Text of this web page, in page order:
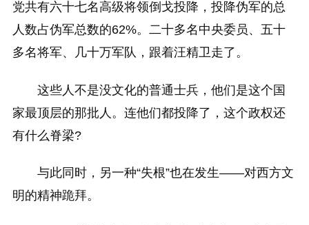
党共有六十七名高级将领倒戈投降，投降伪军的总
人数占伪军总数的62%。二十多名中央委员、五十
多名将军、几十万军队，跟着汪精卫走了。
这些人不是没文化的普通士兵，他们是这个国
家最顶层的那批人。连他们都投降了，这个政权还
有什么脊梁?
与此同时，另一种“失根”也在发生——对西方文
明的精神跪拜。